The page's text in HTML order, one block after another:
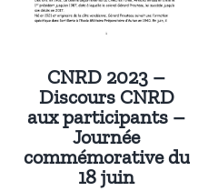
CNRD 2023 –
Discours CNRD
aux participants –
Journée
commémorative du
18 juin